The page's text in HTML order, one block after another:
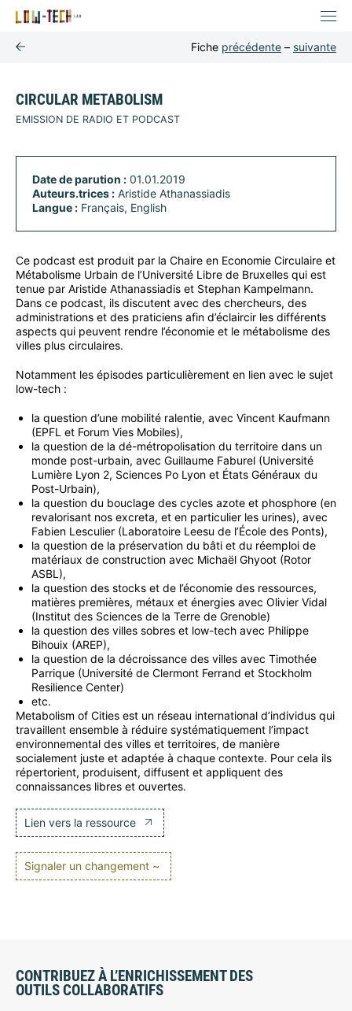
Fiche précédente – suivante
CIRCULAR METABOLISM
EMISSION DE RADIO ET PODCAST
Date de parution : 01.01.2019
Auteurs.trices : Aristide Athanassiadis
Langue : Français, English
Ce podcast est produit par la Chaire en Economie Circulaire et
Métabolisme Urbain de l’Université Libre de Bruxelles qui est
tenue par Aristide Athanassiadis et Stephan Kampelmann.
Dans ce podcast, ils discutent avec des chercheurs, des
administrations et des praticiens afin d’éclaircir les différents
aspects qui peuvent rendre l’économie et le métabolisme des
villes plus circulaires.
Notamment les épisodes particulièrement en lien avec le sujet
low-tech :
la question d’une mobilité ralentie, avec Vincent Kaufmann
(EPFL et Forum Vies Mobiles),
la question de la dé-métropolisation du territoire dans un
monde post-urbain, avec Guillaume Faburel (Université
Lumière Lyon 2, Sciences Po Lyon et États Généraux du
Post-Urbain),
la question du bouclage des cycles azote et phosphore (en
revalorisant nos excreta, et en particulier les urines), avec
Fabien Lesculier (Laboratoire Leesu de l’École des Ponts),
la question de la préservation du bâti et du réemploi de
matériaux de construction avec Michaël Ghyoot (Rotor
ASBL),
la question des stocks et de l’économie des ressources,
matières premières, métaux et énergies avec Olivier Vidal
(Institut des Sciences de la Terre de Grenoble)
la question des villes sobres et low-tech avec Philippe
Bihouix (AREP),
la question de la décroissance des villes avec Timothée
Parrique (Université de Clermont Ferrand et Stockholm
Resilience Center)
etc.
Metabolism of Cities est un réseau international d’individus qui
travaillent ensemble à réduire systématiquement l’impact
environnemental des villes et territoires, de manière
socialement juste et adaptée à chaque contexte. Pour cela ils
répertorient, produisent, diffusent et appliquent des
connaissances libres et ouvertes.
Lien vers la ressource
Signaler un changement ~
CONTRIBUEZ À L’ENRICHISSEMENT DES
OUTILS COLLABORATIFS